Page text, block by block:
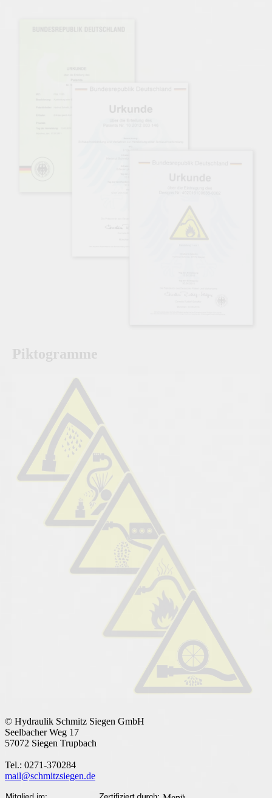
Piktogramme
© Hydraulik Schmitz Siegen GmbH
Seelbacher Weg 17
57072 Siegen Trupbach
Tel.: 0271-370284
mail@schmitzsiegen.de